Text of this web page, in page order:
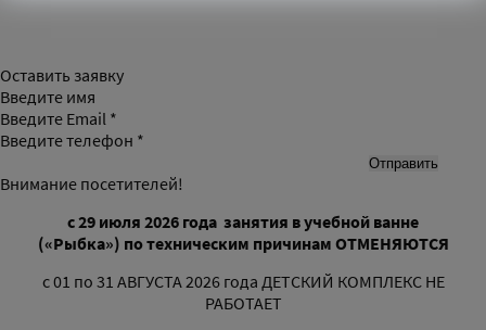
Оставить заявку
Введите имя
Введите Email *
Введите телефон *
Внимание посетителей!
с 29 июля 2026 года занятия в учебной ванне
(«Рыбка») по техническим причинамОТМЕНЯЮТСЯ
с 01 по 31 АВГУСТА 2026 года ДЕТСКИЙ КОМПЛЕКС НЕ
РАБОТАЕТ